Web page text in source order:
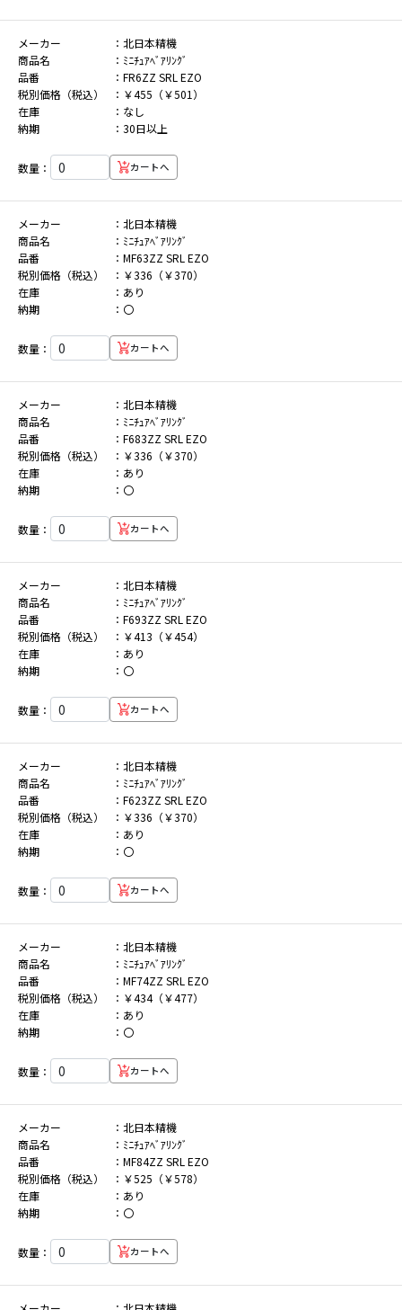
メーカー
北日本精機
商品名
ﾐﾆﾁｭｱﾍﾞｱﾘﾝｸﾞ
品番
FR6ZZ SRL EZO
税別価格（税込）
￥455（￥501）
在庫
なし
納期
30日以上
数量： カートへ
メーカー
北日本精機
商品名
ﾐﾆﾁｭｱﾍﾞｱﾘﾝｸﾞ
品番
MF63ZZ SRL EZO
税別価格（税込）
￥336（￥370）
在庫
あり
納期
〇
数量： カートへ
メーカー
北日本精機
商品名
ﾐﾆﾁｭｱﾍﾞｱﾘﾝｸﾞ
品番
F683ZZ SRL EZO
税別価格（税込）
￥336（￥370）
在庫
あり
納期
〇
数量： カートへ
メーカー
北日本精機
商品名
ﾐﾆﾁｭｱﾍﾞｱﾘﾝｸﾞ
品番
F693ZZ SRL EZO
税別価格（税込）
￥413（￥454）
在庫
あり
納期
〇
数量： カートへ
メーカー
北日本精機
商品名
ﾐﾆﾁｭｱﾍﾞｱﾘﾝｸﾞ
品番
F623ZZ SRL EZO
税別価格（税込）
￥336（￥370）
在庫
あり
納期
〇
数量： カートへ
メーカー
北日本精機
商品名
ﾐﾆﾁｭｱﾍﾞｱﾘﾝｸﾞ
品番
MF74ZZ SRL EZO
税別価格（税込）
￥434（￥477）
在庫
あり
納期
〇
数量： カートへ
メーカー
北日本精機
商品名
ﾐﾆﾁｭｱﾍﾞｱﾘﾝｸﾞ
品番
MF84ZZ SRL EZO
税別価格（税込）
￥525（￥578）
在庫
あり
納期
〇
数量： カートへ